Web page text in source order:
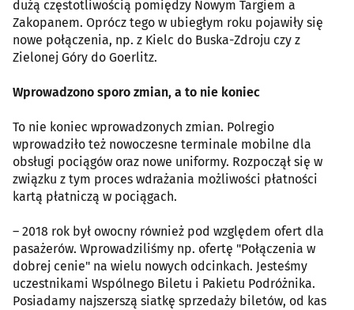
dużą częstotliwością pomiędzy Nowym Targiem a
Zakopanem. Oprócz tego w ubiegłym roku pojawiły się
nowe połączenia, np. z Kielc do Buska-Zdroju czy z
Zielonej Góry do Goerlitz.
Wprowadzono sporo zmian, a to nie koniec
To nie koniec wprowadzonych zmian. Polregio
wprowadziło też nowoczesne terminale mobilne dla
obsługi pociągów oraz nowe uniformy. Rozpoczął się w
związku z tym proces wdrażania możliwości płatności
kartą płatniczą w pociągach.
– 2018 rok był owocny również pod względem ofert dla
pasażerów. Wprowadziliśmy np. ofertę "Połączenia w
dobrej cenie" na wielu nowych odcinkach. Jesteśmy
uczestnikami Wspólnego Biletu i Pakietu Podróżnika.
Posiadamy najszerszą siatkę sprzedaży biletów, od kas